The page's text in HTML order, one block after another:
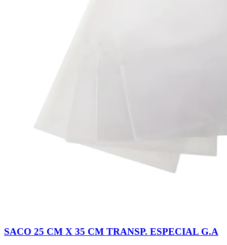
SACO 25 CM X 35 CM TRANSP. ESPECIAL G.A